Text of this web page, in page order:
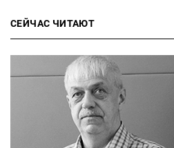
СЕЙЧАС ЧИТАЮТ